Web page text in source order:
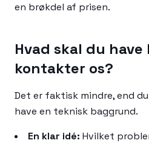
en brøkdel af prisen.
Hvad skal du
kontakter os?
Det er faktisk mindre, end
have en teknisk baggrund.
En klar idé: Hvilket